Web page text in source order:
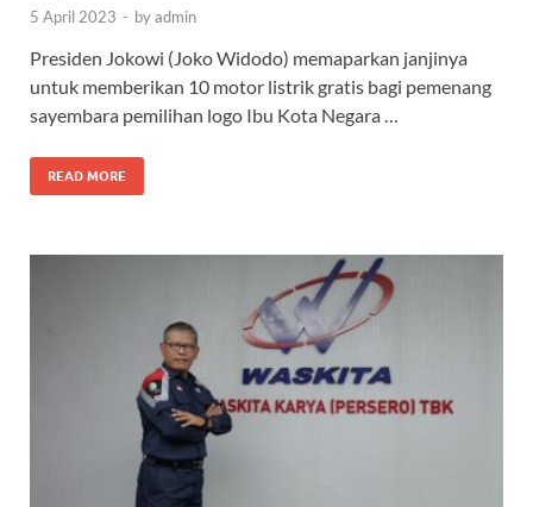
5 April 2023 - byadmin
Presiden Jokowi (Joko Widodo) memaparkan janjinya
untuk memberikan 10 motor listrik gratis bagi pemenang
sayembara pemilihan logo Ibu Kota Negara …
READ MORE